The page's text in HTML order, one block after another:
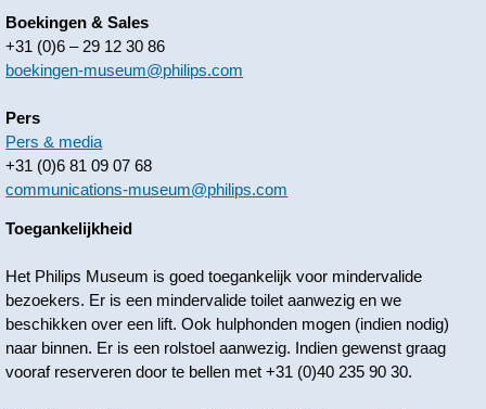
Boekingen & Sales
+31 (0)6 – 29 12 30 86
boekingen-museum@philips.com
Pers
Pers & media
+31 (0)6 81 09 07 68
communications-museum@philips.com
Toegankelijkheid
Het Philips Museum is goed toegankelijk voor mindervalide
bezoekers. Er is een mindervalide toilet aanwezig en we
beschikken over een lift. Ook hulphonden mogen (indien nodig)
naar binnen. Er is een rolstoel aanwezig. Indien gewenst graag
vooraf reserveren door te bellen met +31 (0)40 235 90 30.